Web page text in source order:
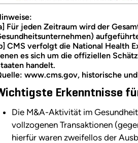
Für jeden Zeitraum wird der
CMS verfolgt die National Health
es sich um die offiziellen
handelt.
www.cms.gov, historische
Erkenntnisse
Die M&A-Aktivität im
vollzogenen Transaktionen
hierfür waren zweifellos der